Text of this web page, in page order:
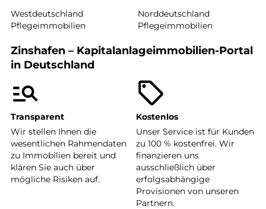
Westdeutschland
Pflegeimmobilien
Norddeutschland
Pflegeimmobilien
Zinshafen – Kapitalanlageimmobilien-Portal
in Deutschland
Transparent
Wir stellen Ihnen die
wesentlichen Rahmendaten
zu Immobilien bereit und
klären Sie auch über
mögliche Risiken auf.
Kostenlos
Unser Service ist für Kunden
zu 100 % kostenfrei. Wir
finanzieren uns
ausschließlich über
erfolgsabhängige
Provisionen von unseren
Partnern.